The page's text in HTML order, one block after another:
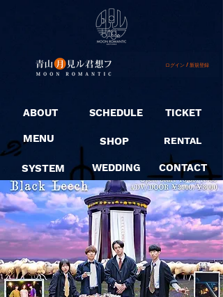
ログイン / 新規登録
ABOUT
MENU
SYSTEM
SCHEDULE
SHOP
WEDDING
TICKET
RENTAL
CONTACT